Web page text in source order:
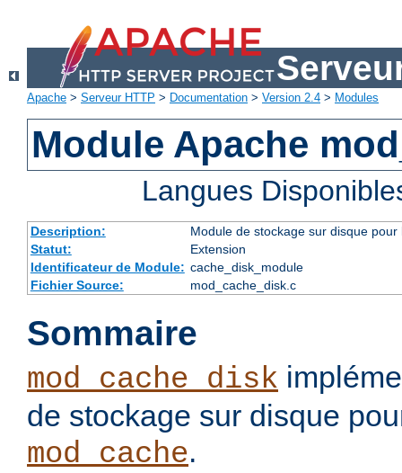
Apache > Serveur HTTP > Documentation > Version 2.4 > Modules
Module Apache
Langues
Description:
Module de stockage sur disque
Statut:
Extension
Identificateur de Module: cache_disk_module
Fichier Source:
mod_cache_disk.c
Sommaire
mod_cache_disk
de stockage sur disque
mod_cache.